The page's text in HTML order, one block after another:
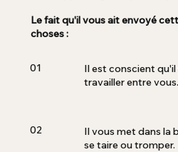
Le fait qu'il vous ait envoyé
choses :
Il est conscient
travailler entre vous.
01
Il vous met dans la
se taire ou tromper.
02